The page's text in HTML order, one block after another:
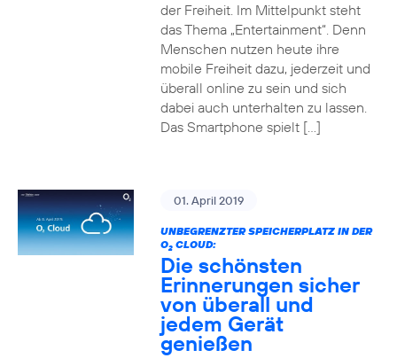
der Freiheit. Im Mittelpunkt steht
das Thema „Entertainment“. Denn
Menschen nutzen heute ihre
mobile Freiheit dazu, jederzeit und
überall online zu sein und sich
dabei auch unterhalten zu lassen.
Das Smartphone spielt […]
01. April 2019
UNBEGRENZTER SPEICHERPLATZ IN DER
O2CLOUD:
Die schönsten
Erinnerungen sicher
von überall und
jedem Gerät
genießen